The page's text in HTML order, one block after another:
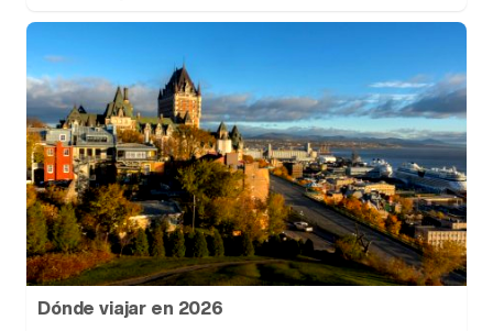
Dónde viajar en 2026